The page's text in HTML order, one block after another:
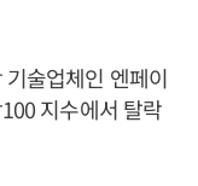
술업체인 엔페이
지수에서 탈락